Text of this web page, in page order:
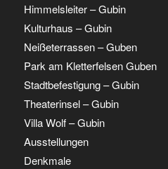
Himmelsleiter – Gubin
Kulturhaus – Gubin
Neißeterrassen – Guben
Park am Kletterfelsen Guben
Stadtbefestigung – Gubin
Theaterinsel – Gubin
Villa Wolf – Gubin
Ausstellungen
Denkmale